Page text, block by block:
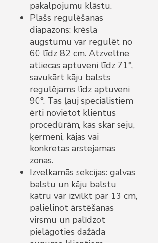
pakalpojumu klāstu.
Plašs regulēšanas
diapazons: krēsla
augstumu var regulēt no
60 līdz 82 cm. Atzveltne
atliecas aptuveni līdz 71°,
savukārt kāju balsts
regulējams līdz aptuveni
90°. Tas ļauj speciālistiem
ērti novietot klientus
procedūrām, kas skar seju,
ķermeni, kājas vai
konkrētas ārstējamās
zonas.
Izvelkamās sekcijas: galvas
balstu un kāju balstu
katru var izvilkt par 13 cm,
palielinot ārstēšanas
virsmu un palīdzot
pielāgoties dažāda